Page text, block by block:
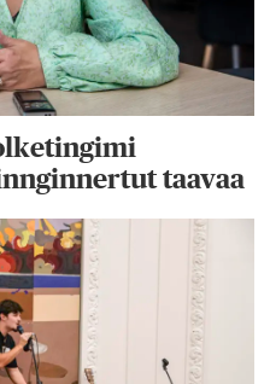
taavaa